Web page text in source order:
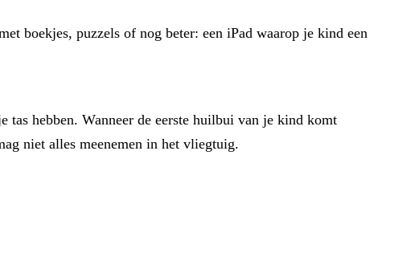
boekjes, puzzels of nog beter: een iPad waarop je kind een
tas hebben. Wanneer de eerste huilbui van je kind komt
niet alles meenemen in het vliegtuig.